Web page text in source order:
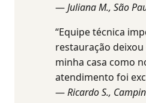
—Juliana M., São
“Equipe técnica
restauração deixou
minha casa como
atendimento foi
—Ricardo S.,